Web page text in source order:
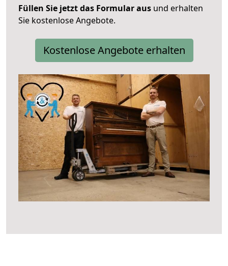
Füllen Sie jetzt das Formular aus und erhalten
Sie kostenlose Angebote.
Kostenlose Angebote erhalten